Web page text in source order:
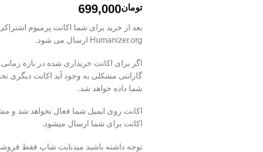
تومان699,000
بعد از خرید برای شما اکانت پرمیوم
Humanizer.org ارسال می شود.
اگر برای اکانت خریداری شده در بازه زمانی
گارانتی مشکلی به وجود آید اکانت دیگری
شما داده خواهد شد.
اکانت روی ایمیل شما فعال نخواهد شد و
اکانت برای شما ارسال میشود.
توجه داشته باشید میدنایت شاپ فقط